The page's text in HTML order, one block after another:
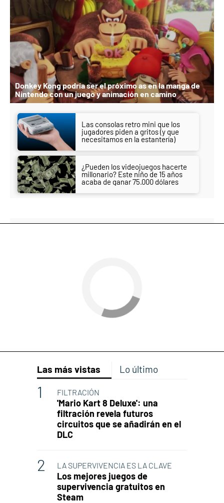
Donkey Kong podría ser el próximo as en la manga de
Nintendo con un juego y animación en camino
Las consolas retro mini que los
jugadores piden a gritos (y que
necesitamos en la estantería)
¿Pueden los videojuegos hacerte
millonario? Este niño de 15 años
acaba de ganar 75.000 dólares
Las más vistas Lo último
FILTRACIÓN
'Mario Kart 8 Deluxe': una
filtración revela futuros
circuitos que se añadirán en el
DLC
LA SUPERVIVENCIA ES LA CLAVE
Los mejores juegos de
supervivencia gratuitos en
Steam